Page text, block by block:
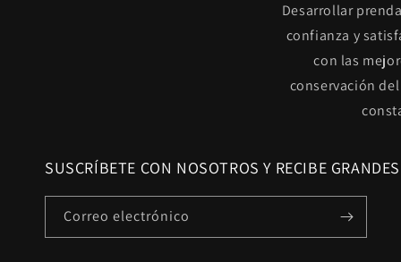
Desarrollar
confianza y
con las
conservación
SUSCRÍBETE CON NOSOTROS Y RECIBE
Correo electrónico